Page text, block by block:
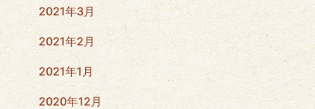
2021年3月
2021年2月
2021年1月
2020年12月